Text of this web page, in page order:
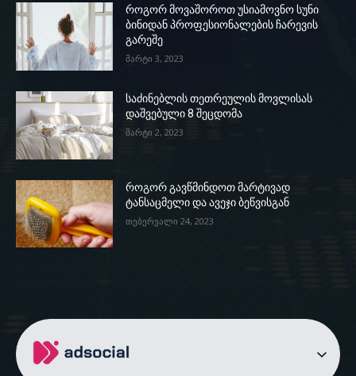
როგორ მოვაშოროთ უსიამოვნო სუნი
ბინიდან პროფესიონალების ჩარევის
გარეშე
მარტი 3, 2023
საძინებლის თეთრეულის მოვლისას
დაშვებული 8 შეცდომა
მარტი 2, 2023
როგორ გავწმინდოთ მარტივად
ტანსაცმელი და ავეჯი ბეწვისგან
თებერვალი 24, 2023